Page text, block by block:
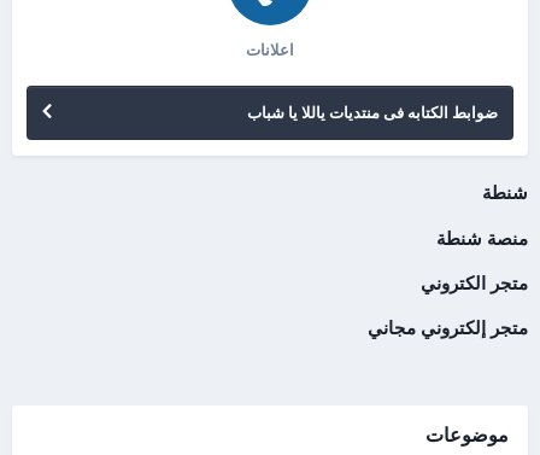
اعلانات
ضوابط الكتابه فى منتديات ياللا يا شباب
شنطة
منصة شنطة
متجر الكتروني
متجر إلكتروني مجاني
موضوعات